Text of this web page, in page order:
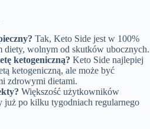
Tak, Keto Side jest w 100%
diety, wolnym od skutków ubocznych.
ketogeniczną? Keto Side najlepiej
ketogeniczną, ale może być
zdrowymi dietami.
Większość użytkowników
już po kilku tygodniach regularnego